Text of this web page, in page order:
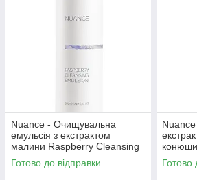
Nuance - Очищувальна
емульсія з екстрактом
малини Raspberry Cleansing
Emulsion 300 мл
Готово до відправки Готово